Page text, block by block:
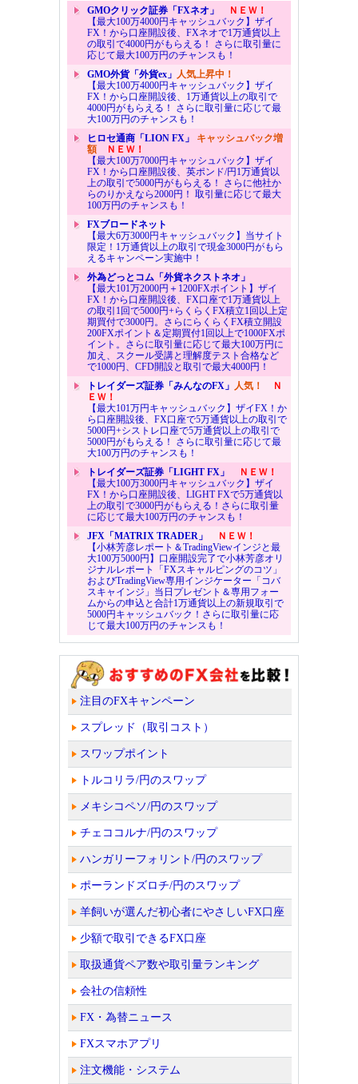
GMOクリック証券「FXネオ」
ＮＥＷ！
【最大100万4000円キャッシュバック】ザイ
FX！から口座開設後、FXネオで1万通貨以上
の取引で4000円がもらえる！ さらに取引量に
応じて最大100万円のチャンスも！
GMO外貨「外貨ex」 人気上昇中！
【最大100万4000円キャッシュバック】ザイ
FX！から口座開設後、1万通貨以上の取引で
4000円がもらえる！ さらに取引量に応じて最
大100万円のチャンスも！
ヒロセ通商「LION FX」 キャッシュバック増
額ＮＥＷ！
【最大100万7000円キャッシュバック】ザイ
FX！から口座開設後、英ポンド/円1万通貨以
上の取引で5000円がもらえる！ さらに他社か
らのりかえなら2000円！ 取引量に応じて最大
100万円のチャンスも！
FXブロードネット
【最大6万3000円キャッシュバック】当サイト
限定！1万通貨以上の取引で現金3000円がもら
えるキャンペーン実施中！
外為どっとコム「外貨ネクストネオ」
【最大101万2000円＋1200FXポイント】ザイ
FX！から口座開設後、FX口座で1万通貨以上
の取引1回で5000円+らくらくFX積立1回以上定
期買付で3000円。さらにらくらくFX積立開設
200FXポイント＆定期買付1回以上で1000FXポ
イント。さらに取引量に応じて最大100万円に
加え、スクール受講と理解度テスト合格など
で1000円、CFD開設と取引で最大4000円！
トレイダーズ証券「みんなのFX」 人気！
Ｎ
ＥＷ！
【最大101万円キャッシュバック】ザイFX！か
ら口座開設後、FX口座で5万通貨以上の取引で
5000円+シストレ口座で5万通貨以上の取引で
5000円がもらえる！ さらに取引量に応じて最
大100万円のチャンスも！
トレイダーズ証券「LIGHT FX」
ＮＥＷ！
【最大100万3000円キャッシュバック】ザイ
FX！から口座開設後、LIGHT FXで5万通貨以
上の取引で3000円がもらえる！さらに取引量
に応じて最大100万円のチャンスも！
JFX「MATRIX TRADER」
ＮＥＷ！
【小林芳彦レポート＆TradingViewインジと最
大100万5000円】口座開設完了で小林芳彦オリ
ジナルレポート「FXスキャルピングのコツ」
およびTradingView専用インジケーター「コバ
スキャインジ」当日プレゼント＆専用フォー
ムからの申込と合計1万通貨以上の新規取引で
5000円キャッシュバック！さらに取引量に応
じて最大100万円のチャンスも！
注目のFXキャンペーン
スプレッド（取引コスト）
スワップポイント
トルコリラ/円のスワップ
メキシコペソ/円のスワップ
チェココルナ/円のスワップ
ハンガリーフォリント/円のスワップ
ポーランドズロチ/円のスワップ
羊飼いが選んだ初心者にやさしいFX口座
少額で取引できるFX口座
取扱通貨ペア数や取引量ランキング
会社の信頼性
FX・為替ニュース
FXスマホアプリ
注文機能・システム